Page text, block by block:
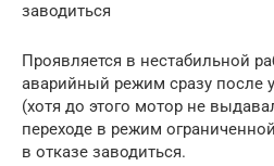
заводиться
Проявляется в нестабильной
аварийный режим сразу после
(хотя до этого мотор не
переходе в режим
в отказе заводиться.